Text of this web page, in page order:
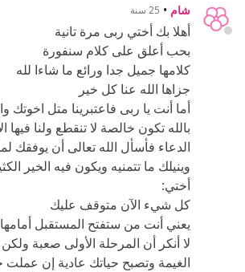
شام • 25 سنة
أهلا بك أختي ربى مرة تانية
بحب أعلق على كلام سنفورة
كلامها جميل جدا ورائع ما شاءا لله
جزاها الله عنا كل خير
أما أنت يا ربى فاعتبرينا متل اخوتك
بالله تكون خالصة لا تنقطع ولنا فيها
الدعاء فأسأل الله تعالى أن يوفقك
وينيلك ما تتمنيه ويكون فيه الخير
أختي:
كل شيء الآن متوقف عليك
يعني أنت من ستفتح المستقبل أمامها
لا أنكر أن المرحلة الأولى صعبة
الغيمة وتصبح حياتك عادية إن